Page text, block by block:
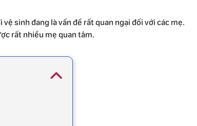
sinh đang là vấn đề rất quan ngại đối với các mẹ.
rất nhiều mẹ quan tâm.